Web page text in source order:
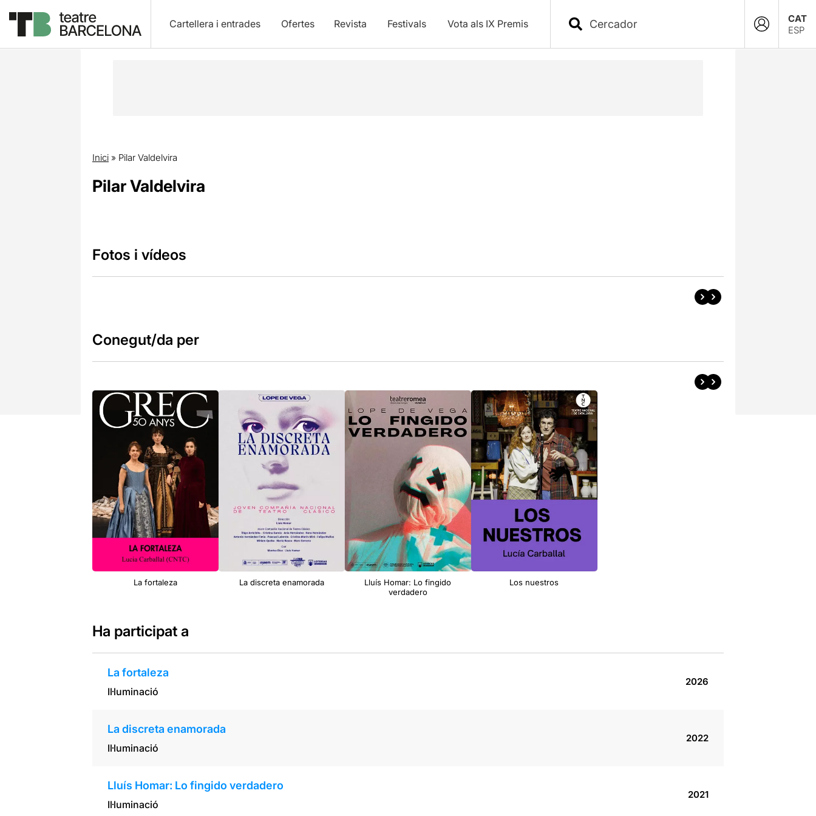
Cartellera i entrades Ofertes Revista Festivals Vota als IX Premis
CAT
ESP
Inici» Pilar Valdelvira
Pilar Valdelvira
Fotos i vídeos
Conegut/da per
La fortaleza La discreta enamorada
Lluís Homar: Lo fingido
verdadero
Los nuestros
Ha participat a
La fortaleza
Il·luminació
2026
La discreta enamorada
Il·luminació
2022
Lluís Homar: Lo fingido verdadero
Il·luminació
2021